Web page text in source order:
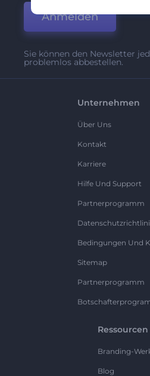
Anmelden
Sie können den Newsletter
problemlos abbestellen.
Unternehmen
Über Uns
Kontakt
Karriere
Hilfe Und Support
Partnerprogramm
Bedingungen Und
Sitemap
Partnerprogramm
Ressourcen
Branding-
Blog